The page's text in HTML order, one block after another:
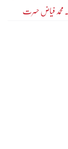
محمد فیاض حسرت